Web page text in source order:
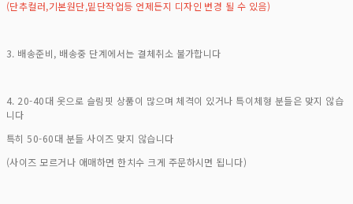
(단추컬러,기본원단,밑단작업등 언제든지 디자인 변경 될 수 있음)
3. 배송준비, 배송중 단계에서는 결체취소 불가합니다
4. 20-40대 옷으로 슬림핏 상품이 많으며 체격이 있거나 특이체형 분들은 맞지 않습
니다
특히 50-60대 분들 사이즈 맞지 않습니다
(사이즈 모르거나 애매하면 한치수 크게 주문하시면 됩니다)